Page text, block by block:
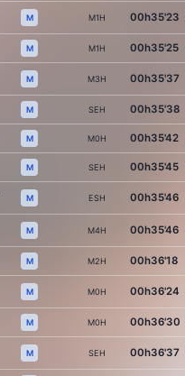
M M1H 00h35'23
M M1H 00h35'25
M M3H 00h35'37
M SEH 00h35'38
M M0H 00h35'42
M SEH 00h35'45
M ESH 00h35'46
M M4H 00h35'46
M M2H 00h36'18
M M0H 00h36'24
M M0H 00h36'30
M SEH 00h36'37